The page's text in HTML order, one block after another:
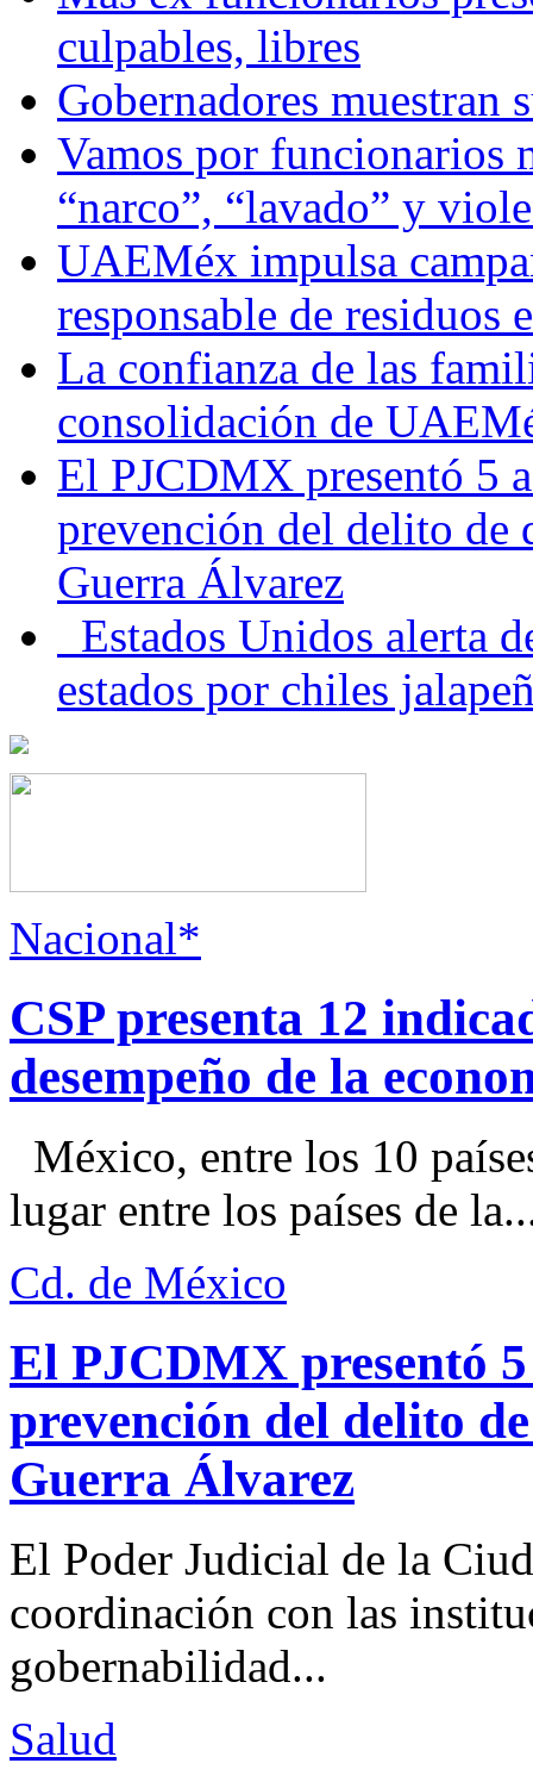
culpables, libres
Gobernadores muestran
Vamos por funcionarios
“narco”, “lavado” y
UAEMéx impulsa
responsable de residuos
La confianza de las
consolidación de
El PJCDMX presentó 5
prevención del delito de
Guerra Álvarez
Estados Unidos alerta
estados por chiles
Nacional*
CSP presenta 12
desempeño de la
México, entre los 10
lugar entre los países de
Cd. de México
El PJCDMX presentó
prevención del delito
Guerra Álvarez
El Poder Judicial de la
coordinación con las
gobernabilidad...
Salud